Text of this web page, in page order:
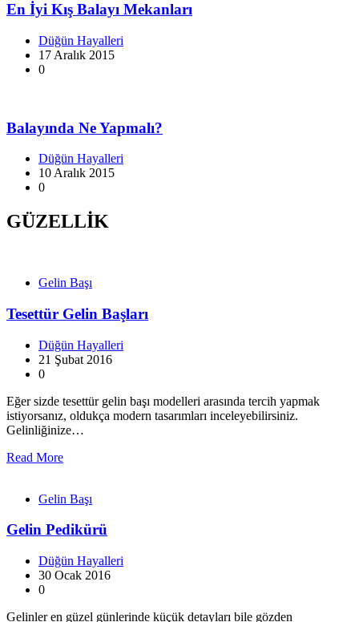
En İyi Kış Balayı Mekanları
Düğün Hayalleri
17 Aralık 2015
0
Balayında Ne Yapmalı?
Düğün Hayalleri
10 Aralık 2015
0
GÜZELLİK
Gelin Başı
Tesettür Gelin Başları
Düğün Hayalleri
21 Şubat 2016
0
Eğer sizde tesettür gelin başı modelleri arasında tercih yapmak
istiyorsanız, oldukça modern tasarımları inceleyebilirsiniz.
Gelinliğinize…
Read More
Gelin Başı
Gelin Pedikürü
Düğün Hayalleri
30 Ocak 2016
0
Gelinler en güzel günlerinde küçük detayları bile gözden